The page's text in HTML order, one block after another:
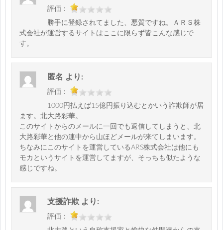
評価：
勝手に登録されてました、悪質ですね。ＡＲＳ株
式会社が運営するサイトはここに限らず皆こんな感じで
す。
匿名 より:
評価：
1000円払えば15億円振り込むとかいう詐欺師が居
ます。北大路彩華。
このサイトからのメールに一回でも返信してしまうと、北
大路彩華と他の連中から山ほどメールが来てしまいます。
ちなみにこのサイトを運営しているARS株式会社は他にも
モカというサイトを運営してますが、そっちも似たような
感じですね。
支援詐欺 より:
評価：